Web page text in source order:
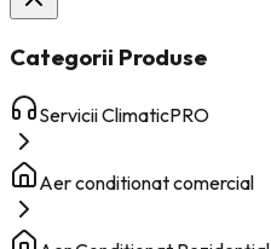
Categorii Produse
Servicii ClimaticPRO
Aer conditionat comercial